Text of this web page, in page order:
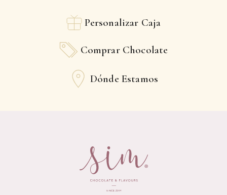
Personalizar Caja
Comprar Chocolate
Dónde Estamos